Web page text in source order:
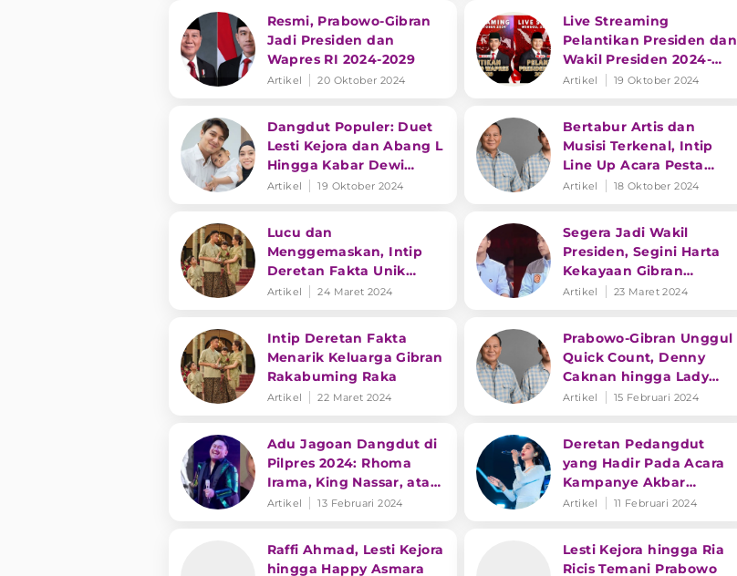
Resmi, Prabowo-Gibran
Jadi Presiden dan
Wapres RI 2024-2029
Artikel 20 Oktober 2024
Live Streaming
Pelantikan Presiden dan
Wakil Presiden 2024-
2029
Artikel 19 Oktober 2024
Dangdut Populer: Duet
Lesti Kejora dan Abang L
Hingga Kabar Dewi
Perssik Putus
Artikel 19 Oktober 2024
Bertabur Artis dan
Musisi Terkenal, Intip
Line Up Acara Pesta
Rakyat Pelantikan
Artikel 18 Oktober 2024
Lucu dan
Menggemaskan, Intip
Deretan Fakta Unik
Anak-Anak Gibran
Artikel 24 Maret 2024
Segera Jadi Wakil
Presiden, Segini Harta
Kekayaan Gibran
Rakabuming Raka
Artikel 23 Maret 2024
Intip Deretan Fakta
Menarik Keluarga Gibran
Rakabuming Raka
Artikel 22 Maret 2024
Prabowo-Gibran Unggul
Quick Count, Denny
Caknan hingga Lady
Rara Ucapkan Selamat
Artikel 15 Februari 2024
Adu Jagoan Dangdut di
Pilpres 2024: Rhoma
Irama, King Nassar, atau
Lesti Kejora?
Artikel 13 Februari 2024
Deretan Pedangdut
yang Hadir Pada Acara
Kampanye Akbar
Prabowo-Gibran
Artikel 11 Februari 2024
Raffi Ahmad, Lesti Kejora
hingga Happy Asmara
Lesti Kejora hingga Ria
Ricis Temani Prabowo